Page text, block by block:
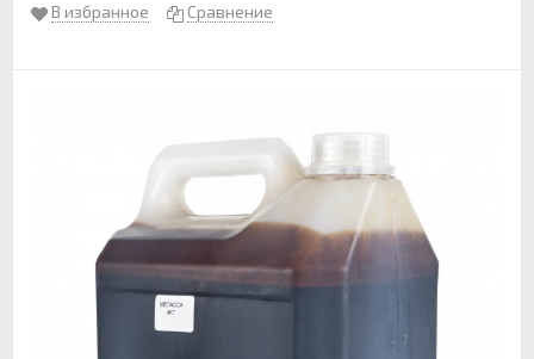
В избранное Сравнение